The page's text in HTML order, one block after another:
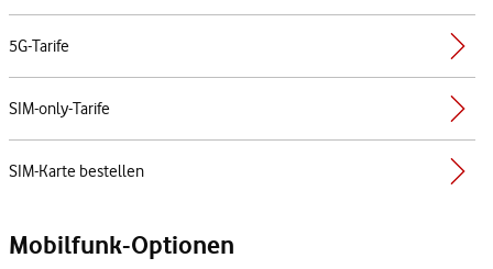
5G-Tarife
SIM-only-Tarife
SIM-Karte bestellen
Mobilfunk-Optionen